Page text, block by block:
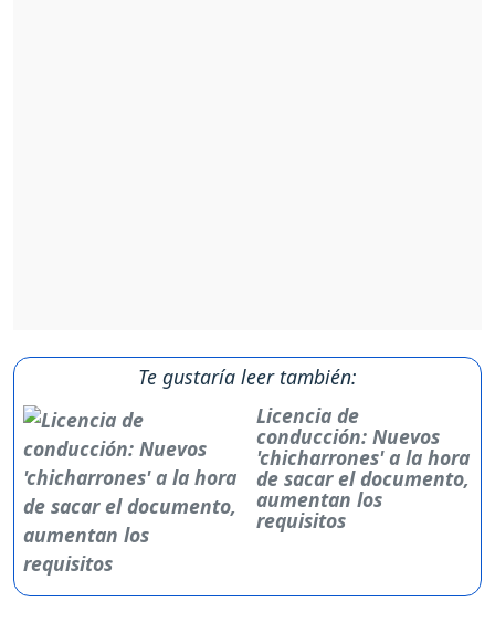
Te gustaría leer también:
Licencia de
conducción: Nuevos
'chicharrones' a la hora
de sacar el documento,
aumentan los
requisitos